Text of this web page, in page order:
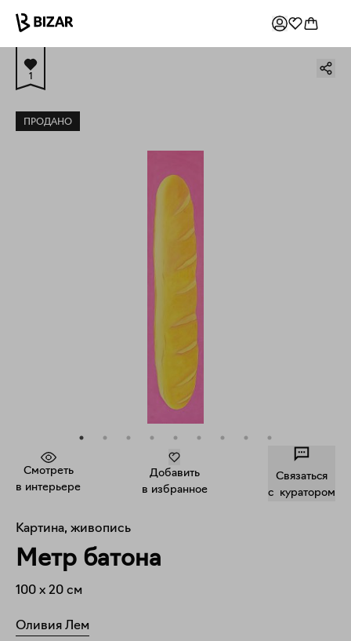
1
ПРОДАНО
Смотреть
в интерьере
Добавить
в избранное
Связаться
c куратором
Картина, живопись
Метр батона
100 x 20 см
Оливия Лем